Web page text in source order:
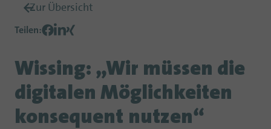
Zur Übersicht
Teilen:
Wissing: „Wir müssen die
digitalen Möglichkeiten
konsequent nutzen“